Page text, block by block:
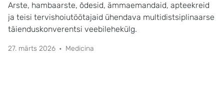
Arste, hambaarste, õdesid, ämmaemandaid, apteekreid
ja teisi tervishoiutöötajaid ühendava multidistsiplinaarse
täienduskonverentsi veebilehekülg.
27. märts 2026 Medicina